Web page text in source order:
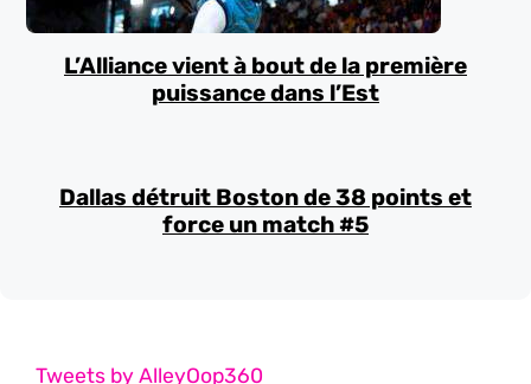
L’Alliance vient à bout de la première
puissance dans l’Est
Dallas détruit Boston de 38 points et
force un match #5
Tweets by AlleyOop360